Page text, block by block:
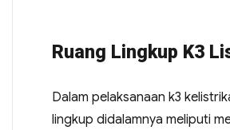
Ruang Lingkup K3
Dalam pelaksanaan k3
lingkup didalamnya meliputi